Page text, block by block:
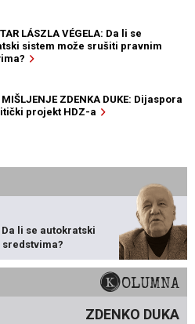
LÁSZLA VÉGELA: Da li se
sistem može srušiti pravnim
MIŠLJENJE ZDENKA DUKE: Dijaspora
projekt HDZ-a
Da li se autokratski
KOLUMNA
ZDENKO DUKA